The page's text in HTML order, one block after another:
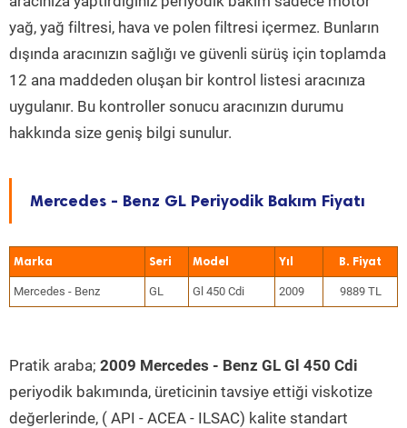
yağ, yağ filtresi, hava ve polen filtresi içermez. Bunların
dışında aracınızın sağlığı ve güvenli sürüş için toplamda
12 ana maddeden oluşan bir kontrol listesi aracınıza
uygulanır. Bu kontroller sonucu aracınızın durumu
hakkında size geniş bilgi sunulur.
Mercedes - Benz GL Periyodik Bakım Fiyatı
Marka Seri Model Yıl
Mercedes - Benz GL Gl 450 Cdi 2009 9889 TL
Pratik araba; 2009 Mercedes - Benz GL Gl 450 Cdi
periyodik bakımında, üreticinin tavsiye ettiği viskotize
değerlerinde, ( API - ACEA - ILSAC) kalite standart